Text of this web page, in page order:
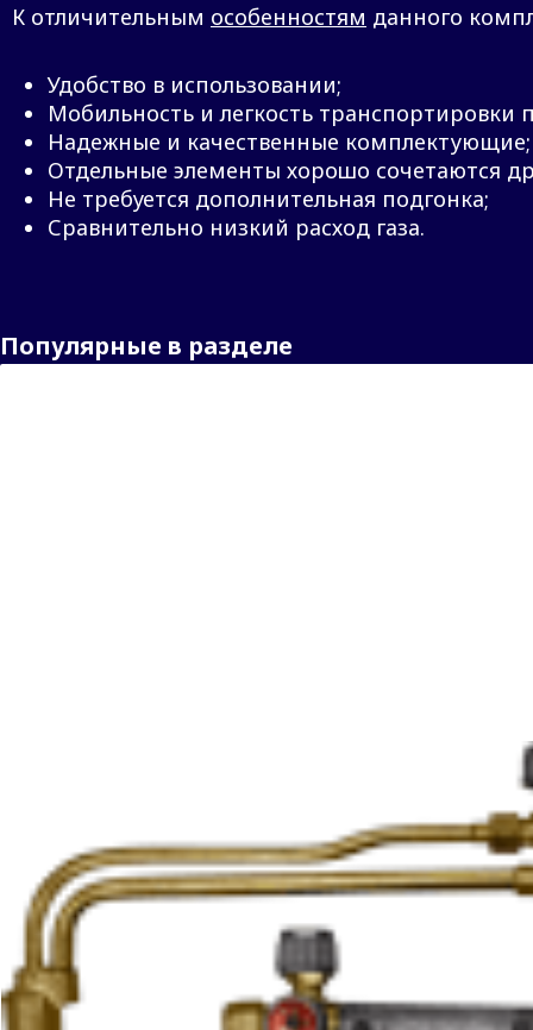
К отличительным особенностям данного
Удобство в использовании;
Мобильность и легкость транспортировки
Надежные и качественные комплектующие;
Отдельные элементы хорошо сочетаются
Не требуется дополнительная подгонка;
Сравнительно низкий расход газа.
Популярные в разделе